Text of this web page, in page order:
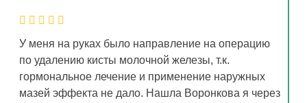
У меня на руках было направление на операцию
по удалению кисты молочной железы, т.к.
гормональное лечение и применение наружных
мазей эффекта не дало. Нашла Воронкова я через